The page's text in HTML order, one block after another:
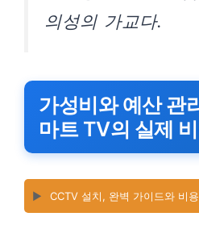
의성의 가교다.
가성비와 예산 관
마트 TV의 실제
▶️ CCTV 설치, 완벽 가이드와 비